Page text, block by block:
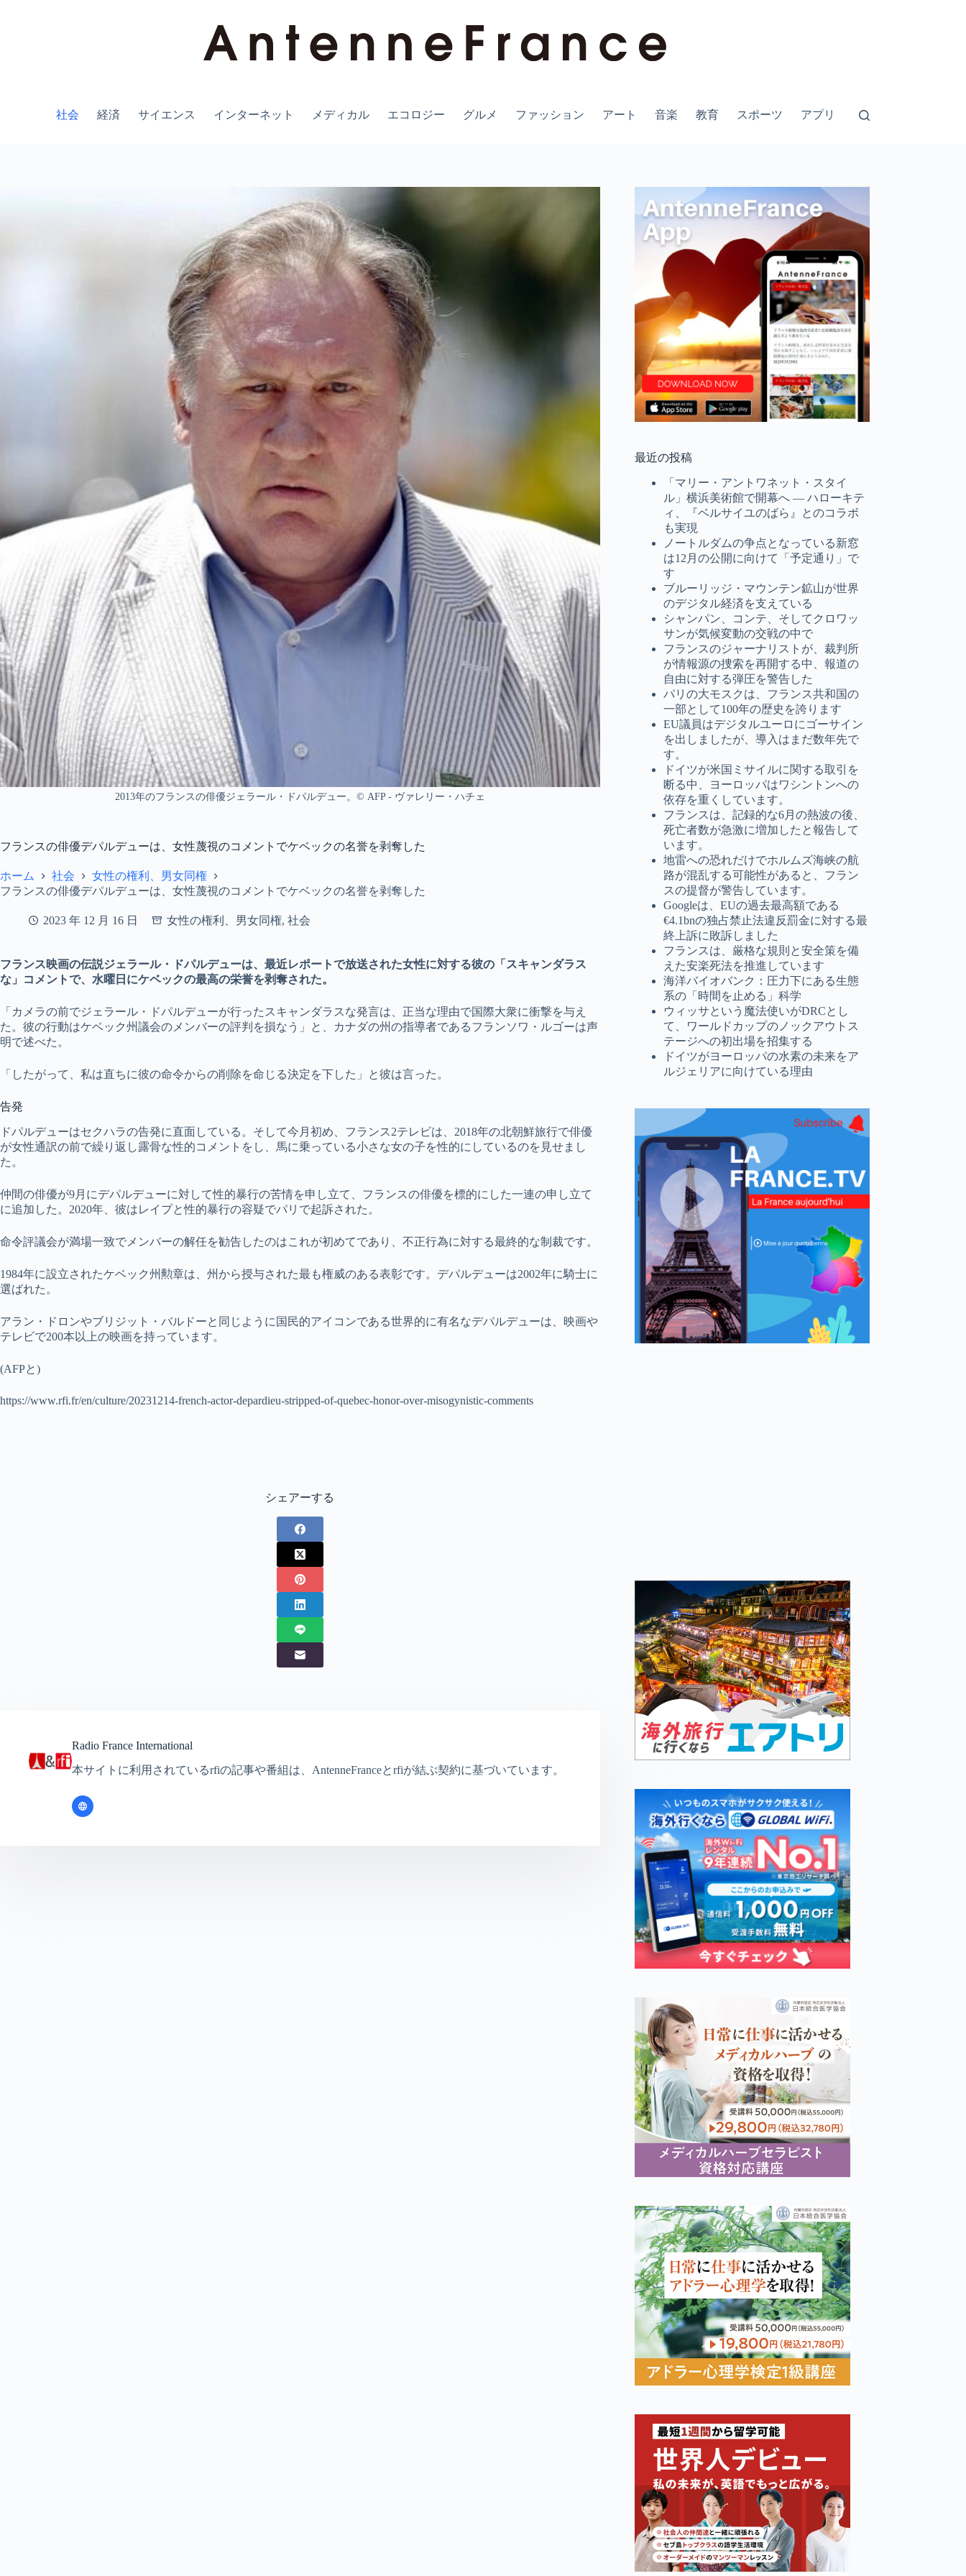
社会 経済 サイエンス インターネット メディカル エコロジー グルメ ファッション アート 音楽 教育 スポーツ アプリ
2013年のフランスの俳優ジェラール・ドパルデュー。© AFP - ヴァレリー・ハチェ
フランスの俳優デパルデューは、女性蔑視のコメントでケベックの名誉を剥奪した
ホーム 社会
女性の権利、男女同権
フランスの俳優デパルデューは、女性蔑視のコメントでケベックの名誉を剥奪した
2023 年 12 月 16 日 女性の権利、男女同権, 社会
フランス映画の伝説ジェラール・ドパルデューは、最近レポートで放送された女性に対する彼の「スキャンダラス
な」コメントで、水曜日にケベックの最高の栄誉を剥奪された。
「カメラの前でジェラール・ドパルデューが行ったスキャンダラスな発言は、正当な理由で国際大衆に衝撃を与え
た。彼の行動はケベック州議会のメンバーの評判を損なう」と、カナダの州の指導者であるフランソワ・ルゴーは声
明で述べた。
「したがって、私は直ちに彼の命令からの削除を命じる決定を下した」と彼は言った。
告発
ドパルデューはセクハラの告発に直面している。そして今月初め、フランス2テレビは、2018年の北朝鮮旅行で俳優
が女性通訳の前で繰り返し露骨な性的コメントをし、馬に乗っている小さな女の子を性的にしているのを見せまし
た。
仲間の俳優が9月にデパルデューに対して性的暴行の苦情を申し立て、フランスの俳優を標的にした一連の申し立て
に追加した。2020年、彼はレイプと性的暴行の容疑でパリで起訴された。
命令評議会が満場一致でメンバーの解任を勧告したのはこれが初めてであり、不正行為に対する最終的な制裁です。
1984年に設立されたケベック州勲章は、州から授与された最も権威のある表彰です。デパルデューは2002年に騎士に
選ばれた。
アラン・ドロンやブリジット・バルドーと同じように国民的アイコンである世界的に有名なデパルデューは、映画や
テレビで200本以上の映画を持っています。
(AFPと)
https://www.rfi.fr/en/culture/20231214-french-actor-depardieu-stripped-of-quebec-honor-over-misogynistic-comments
シェアーする
Radio France International
本サイトに利用されているrfiの記事や番組は、AntenneFranceとrfiが結ぶ契約に基づいています。
最近の投稿
「マリー・アントワネット・スタイ
ル」横浜美術館で開幕へ ― ハローキテ
ィ、『ベルサイユのばら』とのコラボ
も実現
ノートルダムの争点となっている新窓
は12月の公開に向けて「予定通り」で
す
ブルーリッジ・マウンテン鉱山が世界
のデジタル経済を支えている
シャンパン、コンテ、そしてクロワッ
サンが気候変動の交戦の中で
フランスのジャーナリストが、裁判所
が情報源の捜索を再開する中、報道の
自由に対する弾圧を警告した
パリの大モスクは、フランス共和国の
一部として100年の歴史を誇ります
EU議員はデジタルユーロにゴーサイン
を出しましたが、導入はまだ数年先で
す。
ドイツが米国ミサイルに関する取引を
断る中、ヨーロッパはワシントンへの
依存を重くしています。
フランスは、記録的な6月の熱波の後、
死亡者数が急激に増加したと報告して
います。
地雷への恐れだけでホルムズ海峡の航
路が混乱する可能性があると、フラン
スの提督が警告しています。
Googleは、EUの過去最高額である
€4.1bnの独占禁止法違反罰金に対する最
終上訴に敗訴しました
フランスは、厳格な規則と安全策を備
えた安楽死法を推進しています
海洋バイオバンク：圧力下にある生態
系の「時間を止める」科学
ウィッサという魔法使いがDRCとし
て、ワールドカップのノックアウトス
テージへの初出場を招集する
ドイツがヨーロッパの水素の未来をア
ルジェリアに向けている理由